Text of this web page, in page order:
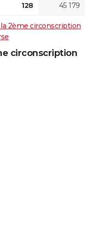
128 45 179
2ème circonscription
circonscription